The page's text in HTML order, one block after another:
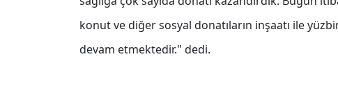
konut ve diğer sosyal donatıların inşaatı ile
devam etmektedir." dedi.